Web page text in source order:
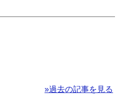
»過去の記事を見る